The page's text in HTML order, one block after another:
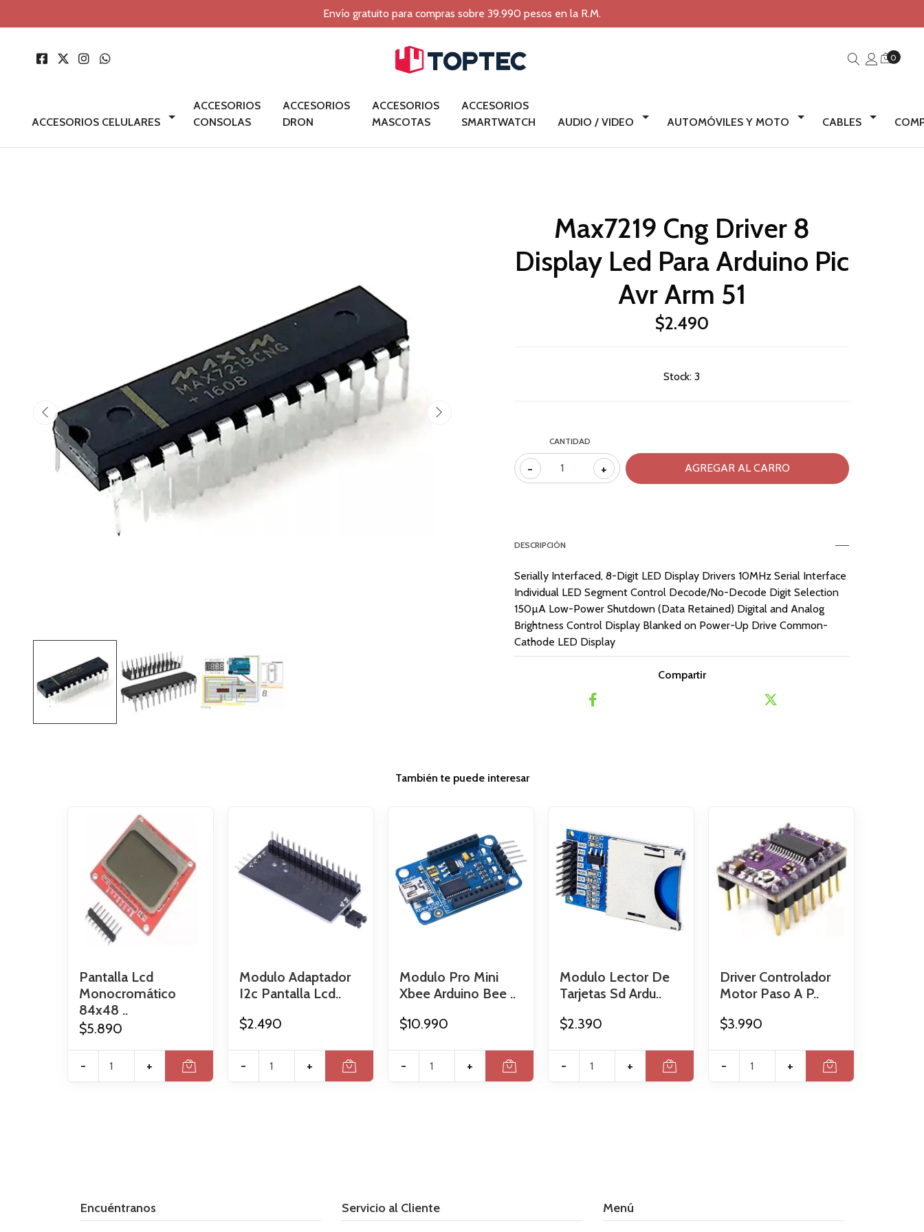
Envío gratuito para compras sobre 39.990 pesos en la R.M.
0
ACCESORIOS CELULARES
ACCESORIOS
CONSOLAS
ACCESORIOS
DRON
ACCESORIOS
MASCOTAS
ACCESORIOS
SMARTWATCH
AUDIO / VIDEO AUTOMÓVILES Y MOTO CABLES
Max7219 Cng Driver 8
Display Led Para Arduino Pic
Avr Arm 51
$2.490
Stock: 3
CANTIDAD
- +
DESCRIPCIÓN
Serially Interfaced, 8-Digit LED Display Drivers 10MHz Serial Interface
Individual LED Segment Control Decode/No-Decode Digit Selection
150µA Low-Power Shutdown (Data Retained) Digital and Analog
Brightness Control Display Blanked on Power-Up Drive Common-
Cathode LED Display
Compartir
También te puede interesar
Pantalla Lcd
Monocromático
84x48 ..
$5.890
- +
Modulo Adaptador
I2c Pantalla Lcd..
$2.490
- +
Modulo Pro Mini
Xbee Arduino Bee ..
$10.990
- +
Modulo Lector De
Tarjetas Sd Ardu..
$2.390
- +
Driver Controlador
Motor Paso A P..
$3.990
- +
Encuéntranos Servicio al Cliente Menú